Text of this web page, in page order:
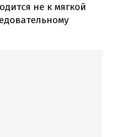
не к мягкой